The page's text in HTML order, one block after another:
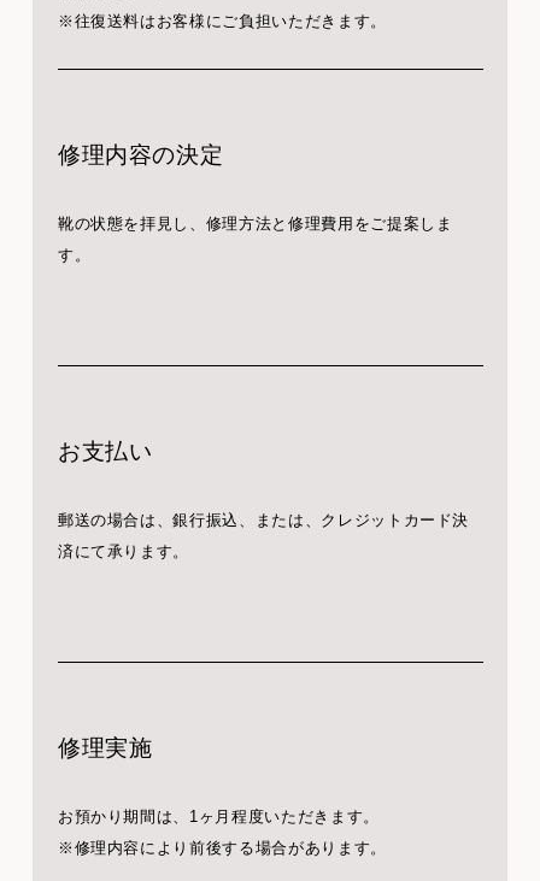
※往復送料はお客様にご負担いただきます。
修理内容の決定
靴の状態を拝見し、修理方法と修理費用をご提案しま
す。
お支払い
郵送の場合は、銀行振込、または、クレジットカード決
済にて承ります。
修理実施
お預かり期間は、1ヶ月程度いただきます。
※修理内容により前後する場合があります。